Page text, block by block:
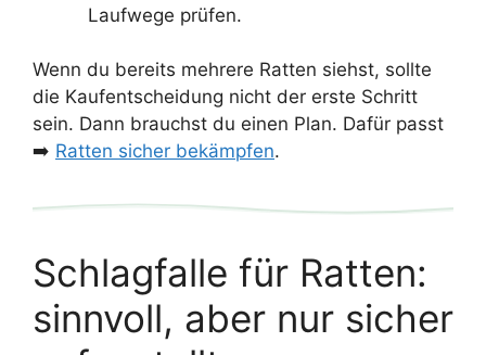
Laufwege prüfen.
Wenn du bereits mehrere Ratten siehst, sollte
die Kaufentscheidung nicht der erste Schritt
sein. Dann brauchst du einen Plan. Dafür passt
➡️ Ratten sicher bekämpfen.
Schlagfalle für Ratten:
sinnvoll, aber nur sicher